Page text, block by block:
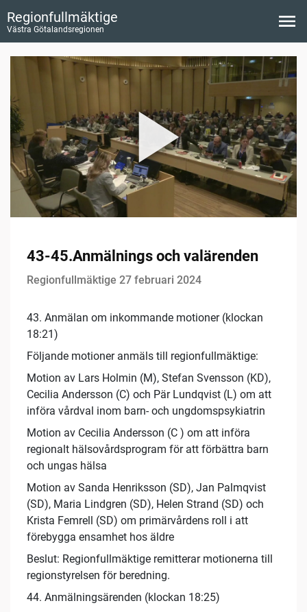
Regionfullmäktige
Västra Götalandsregionen
43-45.Anmälnings och valärenden
Regionfullmäktige 27 februari 2024
43. Anmälan om inkommande motioner (klockan
18:21)
Följande motioner anmäls till regionfullmäktige:
Motion av Lars Holmin (M), Stefan Svensson (KD),
Cecilia Andersson (C) och Pär Lundqvist (L) om att
införa vårdval inom barn- och ungdomspsykiatrin
Motion av Cecilia Andersson (C ) om att införa
regionalt hälsovårdsprogram för att förbättra barn
och ungas hälsa
Motion av Sanda Henriksson (SD), Jan Palmqvist
(SD), Maria Lindgren (SD), Helen Strand (SD) och
Krista Femrell (SD) om primärvårdens roll i att
förebygga ensamhet hos äldre
Beslut: Regionfullmäktige remitterar motionerna till
regionstyrelsen för beredning.
44. Anmälningsärenden (klockan 18:25)